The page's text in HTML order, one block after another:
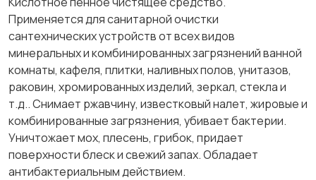
Применяется для санитарной очистки
сантехнических устройств от всех видов
минеральных и комбинированных загрязнений ванной
комнаты, кафеля, плитки, наливных полов, унитазов,
раковин, хромированных изделий, зеркал, стекла и
т.д.. Снимает ржавчину, известковый налет, жировые и
комбинированные загрязнения, убивает бактерии.
Уничтожает мох, плесень, грибок, придает
поверхности блеск и свежий запах. Обладает
антибактериальным действием.